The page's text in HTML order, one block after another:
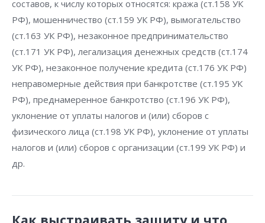
составов, к числу которых относятся: кража (ст.158 УК
РФ), мошенничество (ст.159 УК РФ), вымогательство
(ст.163 УК РФ), незаконное предпринимательство
(ст.171 УК РФ), легализация денежных средств (ст.174
УК РФ), незаконное получение кредита (ст.176 УК РФ)
неправомерные действия при банкротстве (ст.195 УК
РФ), преднамеренное банкротство (ст.196 УК РФ),
уклонение от уплаты налогов и (или) сборов с
физического лица (ст.198 УК РФ), уклонение от уплаты
налогов и (или) сборов с организации (ст.199 УК РФ) и
др.